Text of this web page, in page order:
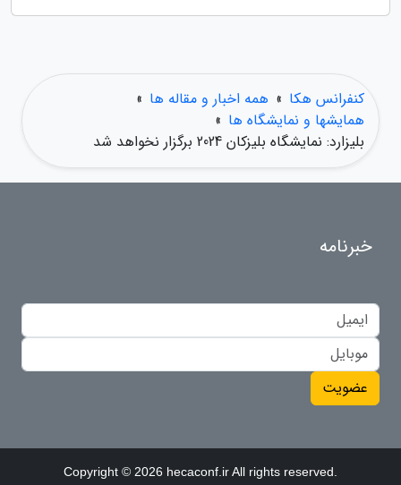
کنفرانس هکا » همه اخبار و مقاله ها »
همایشها و نمایشگاه ها »
بلیزارد: نمایشگاه بلیزکان 2024 برگزار نخواهد شد
خبرنامه
عضویت
Copyright © 2026 hecaconf.ir All rights reserved.